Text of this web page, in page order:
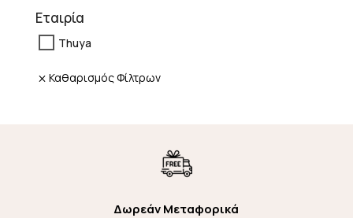
Εταιρία
Thuya
Καθαρισμός Φίλτρων
Δωρεάν Μεταφορικά